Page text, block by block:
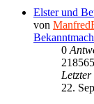
Elster und
von
0
218565
22.